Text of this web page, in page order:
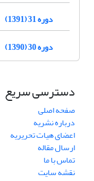
دوره 31 (1391)
دوره 30 (1390)
دسترسی سریع
صفحه اصلی
درباره نشریه
اعضای هیات تحریریه
ارسال مقاله
تماس با ما
نقشه سایت